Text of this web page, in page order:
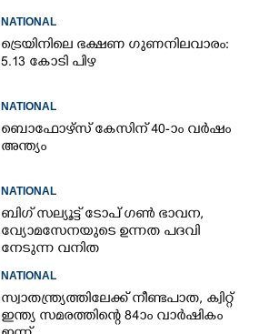
NATIONAL
ട്രെയിനിലെ ഭക്ഷണ ഗുണനിലവാരം:
5.13 കോടി പിഴ
NATIONAL
ബൊഫോഴ്സ് കേസിന് 40-ാം വ‌ർഷം
അന്ത്യം
NATIONAL
ബിഗ് സല്യൂട്ട് ടോപ് ഗൺ ഭാവന,​
വ്യോമസേനയുടെ ഉന്നത പദവി
നേടുന്ന വനിത
NATIONAL
സ്വാതന്ത്ര്യത്തിലേക്ക് നീണ്ടപാത, ക്വിറ്റ്
ഇന്ത്യ സമരത്തിന്റെ 84ാം വാർഷികം